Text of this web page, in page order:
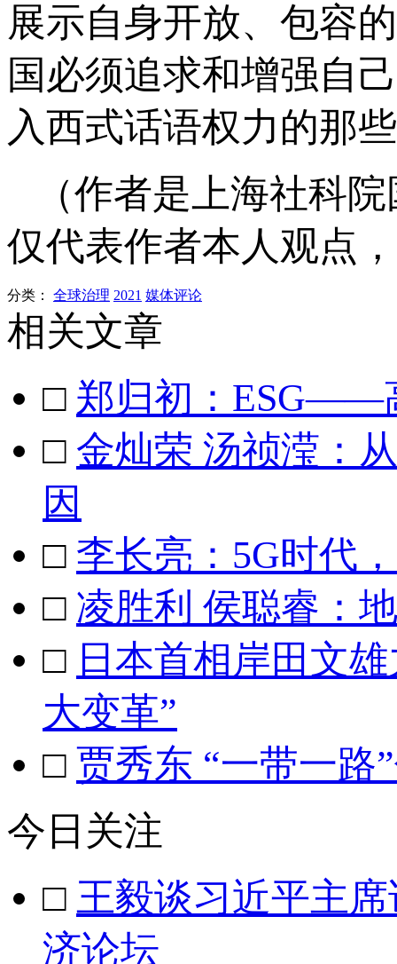
展示自身开放、包容
国必须追求和增强自
入西式话语权力的那
（作者是上海社科
仅代表作者本人观点
分类： 全球治理 2021 媒体评论
相关文章
□ 郑归初：ESG——
□ 金灿荣 汤祯滢：
因
□ 李长亮：5G时代
□ 凌胜利 侯聪睿：
□ 日本首相岸田文
大变革”
□ 贾秀东 “一带一路
今日关注
□ 王毅谈习近平主
济论坛